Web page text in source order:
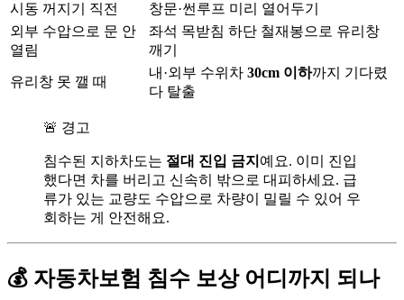
시동 꺼지기 직전
창문·썬루프 미리 열어두기
외부 수압으로 문 안
열림
좌석 목받침 하단 철재봉으로 유리창
깨기
유리창 못 깰 때
내·외부 수위차 30cm 이하까지 기다렸
다 탈출
🚨 경고
침수된 지하차도는 절대 진입 금지 예요. 이미 진입
했다면 차를 버리고 신속히 밖으로 대피하세요. 급
류가 있는 교량도 수압으로 차량이 밀릴 수 있어 우
회하는 게 안전해요.
💰 자동차보험 침수 보상 어디까지 되나